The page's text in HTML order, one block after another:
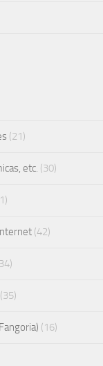
(21)
etc. (30)
(42)
(35)
(16)